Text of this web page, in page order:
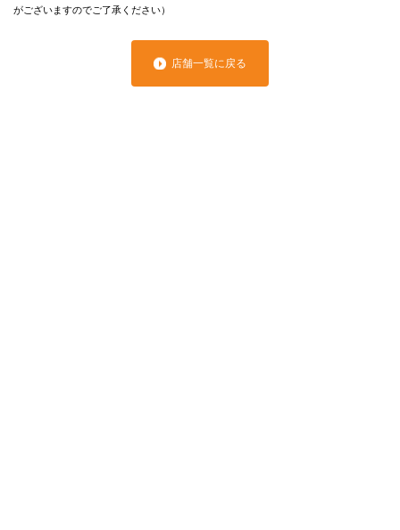
がございますのでご了承ください）
店舗一覧に戻る